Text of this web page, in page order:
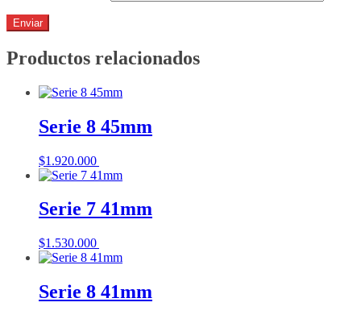
Productos relacionados
Serie 8 45mm
$1.920.000
Serie 7 41mm
$1.530.000
Serie 8 41mm